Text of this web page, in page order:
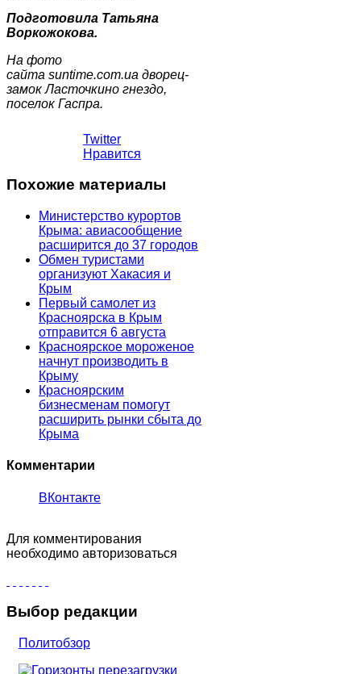
Подготовила Татьяна
Воркожокова.
На фото
сайта suntime.com.ua дворец-
замок Ласточкино гнездо,
поселок Гаспра.
Twitter
Нравится
Похожие материалы
Министерство курортов
Крыма: авиасообщение
расширится до 37 городов
Обмен туристами
организуют Хакасия и
Крым
Первый самолет из
Красноярска в Крым
отправится 6 августа
Красноярское мороженое
начнут производить в
Крыму
Красноярским
бизнесменам помогут
расширить рынки сбыта до
Крыма
Комментарии
ВКонтакте
Для комментирования
необходимо авторизоваться
Выбор редакции
Политобзор